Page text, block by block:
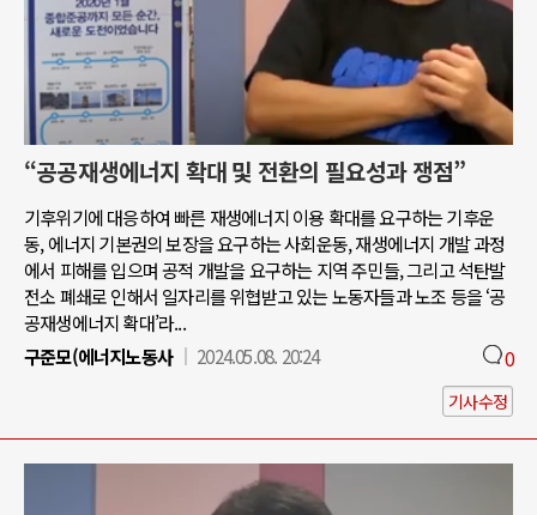
“공공재생에너지 확대 및 전환의 필요성과 쟁점”
기후위기에 대응하여 빠른 재생에너지 이용 확대를 요구하는 기후운
동, 에너지 기본권의 보장을 요구하는 사회운동, 재생에너지 개발 과정
에서 피해를 입으며 공적 개발을 요구하는 지역 주민들, 그리고 석탄발
전소 폐쇄로 인해서 일자리를 위협받고 있는 노동자들과 노조 등을 ‘공
공재생에너지 확대’라...
구준모(에너지노동사
2024.05.08. 20:24 0
기사수정